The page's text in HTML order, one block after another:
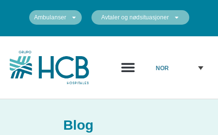
Ambulanser Avtaler og nødsituasjoner
NOR
Blog